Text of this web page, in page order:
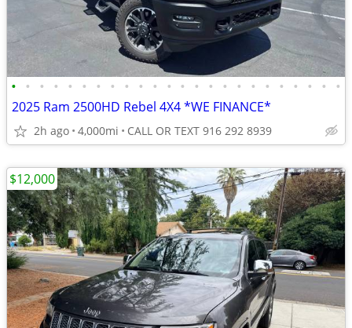
• • • • • • • • • • • • • • • • • • • • • • • •
2025 Ram 2500HD Rebel 4X4 *WE FINANCE*
2h ago 4,000mi CALL OR TEXT 916 292 8939
$12,000